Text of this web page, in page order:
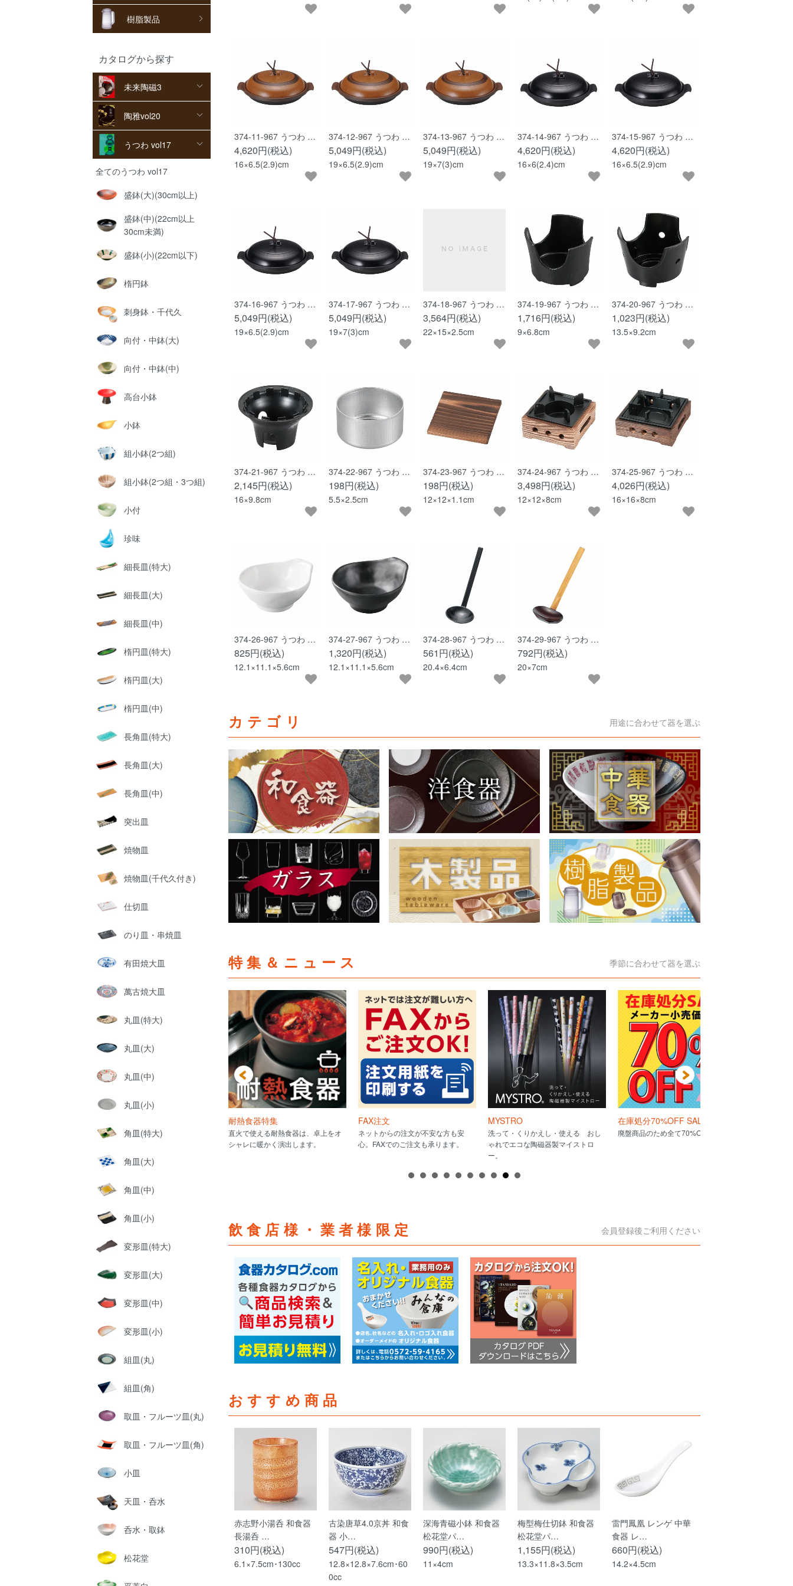
樹脂製品
カタログから探す
未来陶磁3
陶雅vol20
うつわ vol17
全てのうつわ vol17
盛鉢(大)(30cm以上)
盛鉢(中)(22cm以上
30cm未満)
盛鉢(小)(22cm以下)
楕円鉢
刺身鉢・千代久
向付・中鉢(大)
向付・中鉢(中)
高台小鉢
小鉢
組小鉢(2つ組)
組小鉢(2つ組・3つ組)
小付
珍味
細長皿(特大)
細長皿(大)
細長皿(中)
楕円皿(特大)
楕円皿(大)
楕円皿(中)
長角皿(特大)
長角皿(大)
長角皿(中)
突出皿
焼物皿
焼物皿(千代久付き)
仕切皿
のり皿・串焼皿
有田焼大皿
萬古焼大皿
丸皿(特大)
丸皿(大)
丸皿(中)
丸皿(小)
角皿(特大)
角皿(大)
角皿(中)
角皿(小)
変形皿(特大)
変形皿(大)
変形皿(中)
変形皿(小)
組皿(丸)
組皿(角)
取皿・フルーツ皿(丸)
取皿・フルーツ皿(角)
小皿
天皿・呑水
呑水・取鉢
松花堂
374-11-967 うつわ …
4,620円(税込)
16×6.5(2.9)cm
374-12-967 うつわ …
5,049円(税込)
19×6.5(2.9)cm
374-13-967 うつわ …
5,049円(税込)
19×7(3)cm
374-14-967 うつわ …
4,620円(税込)
16×6(2.4)cm
374-15-967 うつわ …
4,620円(税込)
16×6.5(2.9)cm
374-16-967 うつわ …
5,049円(税込)
19×6.5(2.9)cm
374-17-967 うつわ …
5,049円(税込)
19×7(3)cm
374-18-967 うつわ …
3,564円(税込)
22×15×2.5cm
374-19-967 うつわ …
1,716円(税込)
9×6.8cm
374-20-967 うつわ …
1,023円(税込)
13.5×9.2cm
374-21-967 うつわ …
2,145円(税込)
16×9.8cm
374-22-967 うつわ …
198円(税込)
5.5×2.5cm
374-23-967 うつわ …
198円(税込)
12×12×1.1cm
374-24-967 うつわ …
3,498円(税込)
12×12×8cm
374-25-967 うつわ …
4,026円(税込)
16×16×8cm
374-26-967 うつわ …
825円(税込)
12.1×11.1×5.6cm
374-27-967 うつわ …
1,320円(税込)
12.1×11.1×5.6cm
374-28-967 うつわ …
561円(税込)
20.4×6.4cm
374-29-967 うつわ …
792円(税込)
20×7cm
カテゴリ 用途に合わせて器を選ぶ
特集＆ニュース 季節に合わせて器を選ぶ
これからの季節に大活躍の土鍋をサ
耐熱食器特集
直火で使える耐熱食器は、卓上をオ
シャレに暖かく演出します。
FAX注文
ネットからの注文が不安な方も安
心。FAXでのご注文も承ります。
MYSTRO
洗って・くりかえし・使える おし
ゃれでエコな陶磁器製マイストロ
ー。
在庫処分70%OFF SALE
廃盤商品のため全て70%OFF!!
飲食店様・業者様限定 会員登録後ご利用ください
おすすめ商品
赤志野小湯呑 和食器
長湯呑 …
310円(税込)
6.1×7.5cm･130cc
古染唐草4.0京丼 和食
器 小…
547円(税込)
12.8×12.8×7.6cm･60
0cc
深海青磁小鉢 和食器
松花堂パ…
990円(税込)
11×4cm
梅型梅仕切鉢 和食器
松花堂パ…
1,155円(税込)
13.3×11.8×3.5cm
雷門鳳凰 レンゲ 中華
食器 レ…
660円(税込)
14.2×4.5cm